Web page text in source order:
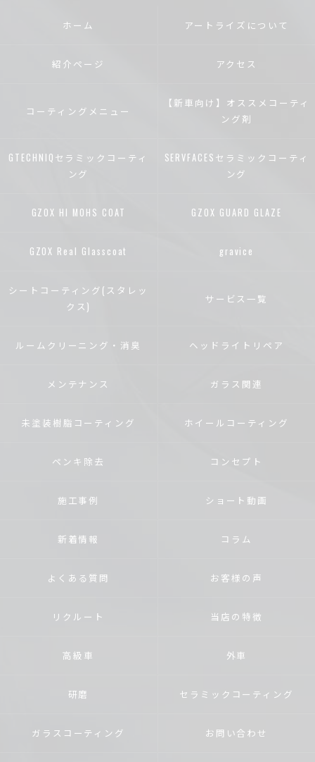
ホーム アートライズについて
紹介ページ アクセス
コーティングメニュー
【新車向け】オススメコーティ
ング剤
GTECHNIQセラミックコーティ
ング
SERVFACESセラミックコーティ
ング
GZOX HI MOHS COAT GZOX GUARD GLAZE
GZOX Real Glasscoat gravice
シートコーティング(スタレッ
クス)
サービス一覧
ルームクリーニング・消臭 ヘッドライトリペア
メンテナンス ガラス関連
未塗装樹脂コーティング ホイールコーティング
ペンキ除去 コンセプト
施工事例 ショート動画
新着情報 コラム
よくある質問 お客様の声
リクルート 当店の特徴
高級車 外車
研磨 セラミックコーティング
ガラスコーティング お問い合わせ